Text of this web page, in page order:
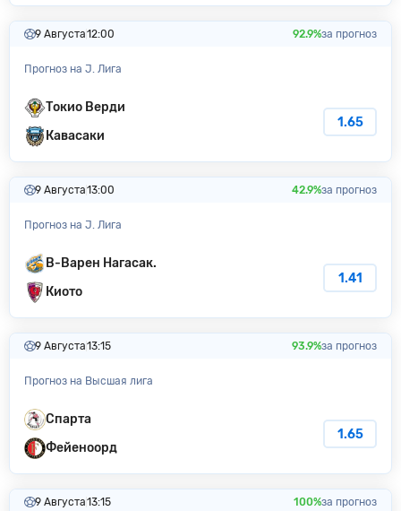
9 Августа12:00 92.9%за прогноз
Прогноз на J. Лига
Токио Верди
Кавасаки
1.65
9 Августа13:00 42.9%за прогноз
Прогноз на J. Лига
В-Варен Нагасак.
Киото
1.41
9 Августа13:15 93.9%за прогноз
Прогноз на Высшая лига
Спарта
Фейеноорд
1.65
9 Августа13:15 100%за прогноз